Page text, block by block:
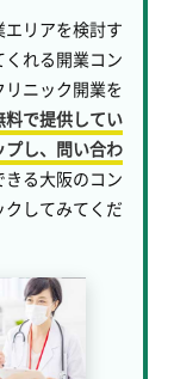
リアを検討す
れる開業コン
ニック開業を
料で提供してい
し、問い合わ
る大阪のコン
してみてくだ